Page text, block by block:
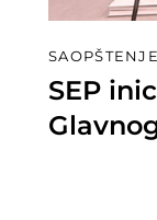
SAOPŠTENJE
SEP